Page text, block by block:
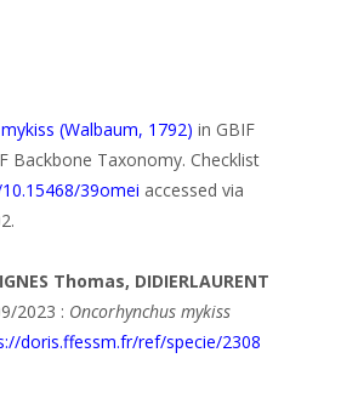
(Walbaum, 1792) in GBIF
Backbone Taxonomy. Checklist
39omei accessed via
Thomas, DIDIERLAURENT
2023 : Oncorhynchus mykiss
doris.ffessm.fr/ref/specie/2308